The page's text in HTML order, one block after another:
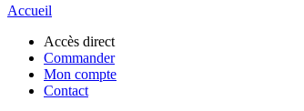
Accueil
Accès direct
Commander
Mon compte
Contact